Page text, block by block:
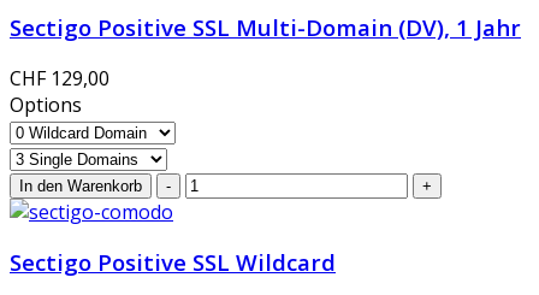
Sectigo Positive SSL Multi-Domain (DV), 1 Jahr
CHF 129,00
Options
Sectigo Positive SSL Wildcard